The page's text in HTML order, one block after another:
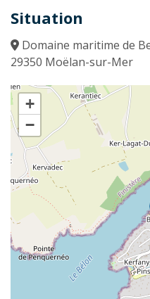
Situation
Domaine maritime de
29350 Moëlan-sur-Mer
+
−